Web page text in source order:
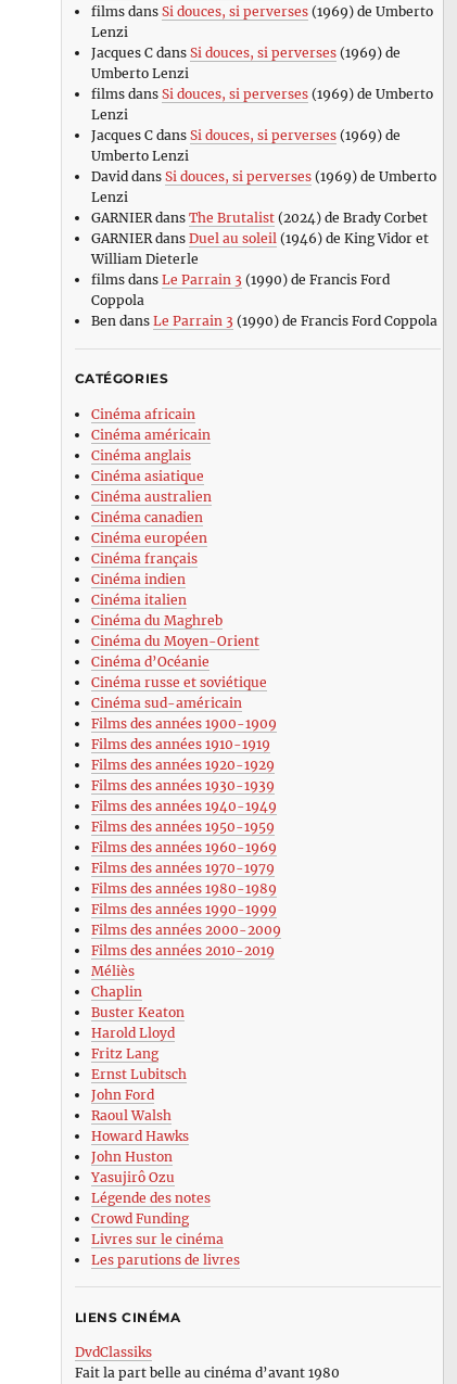
filmsdans Si douces, si perverses(1969) de Umberto
Lenzi
Jacques Cdans Si douces, si perverses(1969) de
Umberto Lenzi
filmsdans Si douces, si perverses(1969) de Umberto
Lenzi
Jacques Cdans Si douces, si perverses(1969) de
Umberto Lenzi
David dans Si douces, si perverses(1969) de Umberto
Lenzi
GARNIERdans The Brutalist(2024) de Brady Corbet
GARNIERdans Duel au soleil (1946) de King Vidor et
William Dieterle
filmsdans Le Parrain 3 (1990) de Francis Ford
Coppola
Ben dans Le Parrain 3 (1990) de Francis Ford Coppola
CATÉGORIES
Cinéma africain
Cinéma américain
Cinéma anglais
Cinéma asiatique
Cinéma australien
Cinéma canadien
Cinéma européen
Cinéma français
Cinéma indien
Cinéma italien
Cinéma du Maghreb
Cinéma du Moyen-Orient
Cinéma d’Océanie
Cinéma russe et soviétique
Cinéma sud-américain
Films des années 1900-1909
Films des années 1910-1919
Films des années 1920-1929
Films des années 1930-1939
Films des années 1940-1949
Films des années 1950-1959
Films des années 1960-1969
Films des années 1970-1979
Films des années 1980-1989
Films des années 1990-1999
Films des années 2000-2009
Films des années 2010-2019
Méliès
Chaplin
Buster Keaton
Harold Lloyd
Fritz Lang
Ernst Lubitsch
John Ford
Raoul Walsh
Howard Hawks
John Huston
Yasujirô Ozu
Légende des notes
Crowd Funding
Livres sur le cinéma
Les parutions de livres
LIENS CINÉMA
DvdClassiks
Fait la part belle au cinéma d’avant 1980